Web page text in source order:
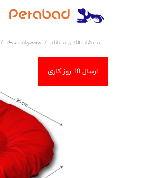
پت شاپ آنلاین پت آباد محصولات سگ